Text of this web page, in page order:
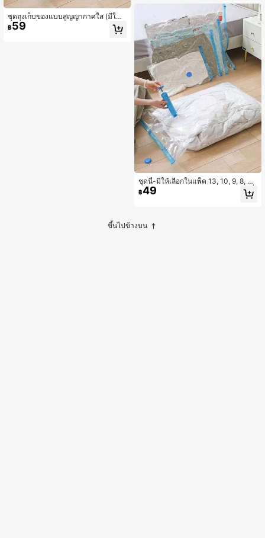
ชุดถุงเก็บของแบบสูญญากาศใส (มีให้เ
ลือกในแพ็ค 13, 10, 9, 8, 6, 5 หรือ 1) -
เหมาะสำหรับการเดินทาง การจัดระเบีย
฿59
รวมถึงรองเท้าส้นสูง รองเท้าแบน และร
องเท้าบูทของผู้หญิง
ชุดนี้-มีให้เลือกในแพ็ค 13, 10, 9, 8, 6,
5 หรือ 1-เหมาะสำหรับการจัดระเบียบสิ่
งของจำเป็นในการเดินทาง, เสื้อผ้า, เครื่
ปรงและกางเกงไปจนถึงรองเท้าและบูท
฿49
ขึ้นไปข้างบน